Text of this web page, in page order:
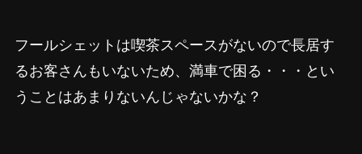
フールシェットは喫茶スペースがないので長居す
るお客さんもいないため、満車で困る・・・とい
うことはあまりないんじゃないかな？